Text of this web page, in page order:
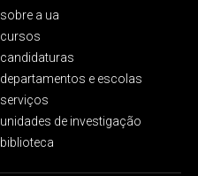
sobre a ua
cursos
candidaturas
departamentos e escolas
serviços
unidades de investigação
biblioteca